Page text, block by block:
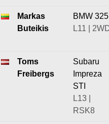
Markas
Buteikis
BMW 325
L11 |
Toms
Freibergs
Subaru
Impreza
STI
L13 |
RSK8